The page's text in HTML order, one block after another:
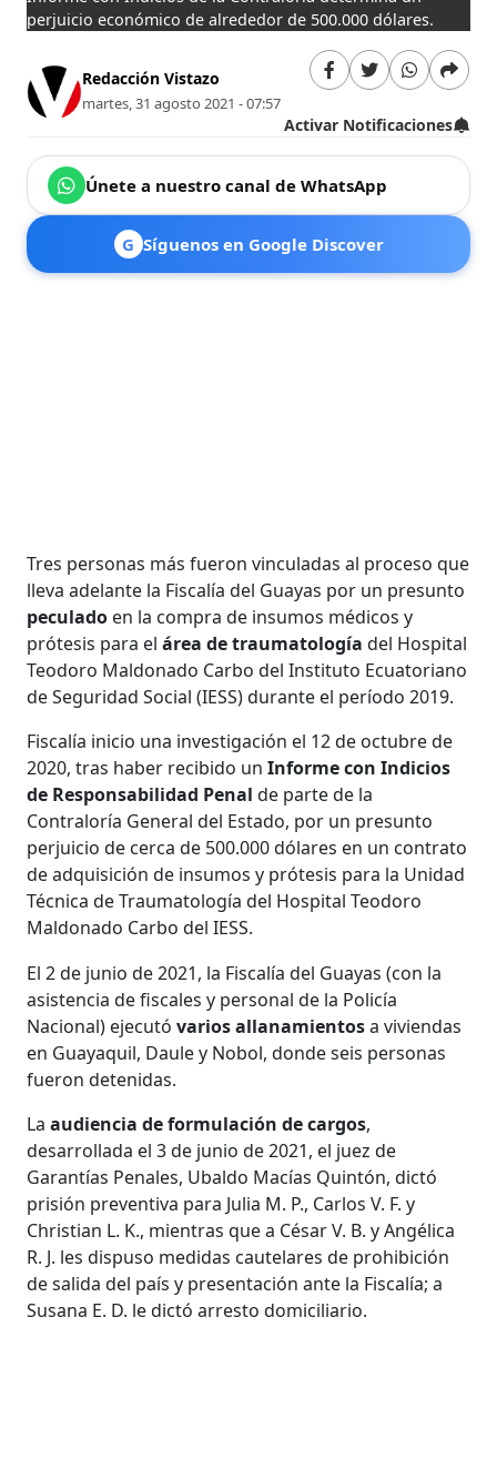
perjuicio económico de alrededor de 500.000 dólares.
Redacción Vistazo
martes, 31 agosto 2021 - 07:57
Activar Notificaciones
Únete a nuestro canal de WhatsApp
G Síguenos en Google Discover
Tres personas más fueron vinculadas al proceso que
lleva adelante la Fiscalía del Guayas por un presunto
peculado en la compra de insumos médicos y
prótesis para el área de traumatología del Hospital
Teodoro Maldonado Carbo del Instituto Ecuatoriano
de Seguridad Social (IESS) durante el período 2019.
Fiscalía inicio una investigación el 12 de octubre de
2020, tras haber recibido unInforme con Indicios
de Responsabilidad Penal de parte de la
Contraloría General del Estado, por un presunto
perjuicio de cerca de 500.000 dólares en un contrato
de adquisición de insumos y prótesis para la Unidad
Técnica de Traumatología del Hospital Teodoro
Maldonado Carbo del IESS.
El 2 de junio de 2021, la Fiscalía del Guayas (con la
asistencia de fiscales y personal de la Policía
Nacional) ejecutóvarios allanamientosa viviendas
en Guayaquil, Daule y Nobol, donde seis personas
fueron detenidas.
Laaudiencia de formulación de cargos,
desarrollada el 3 de junio de 2021, el juez de
Garantías Penales, Ubaldo Macías Quintón, dictó
prisión preventiva para Julia M. P., Carlos V. F. y
Christian L. K., mientras que a César V. B. y Angélica
R. J. les dispuso medidas cautelares de prohibición
de salida del país y presentación ante la Fiscalía; a
Susana E. D. le dictó arresto domiciliario.